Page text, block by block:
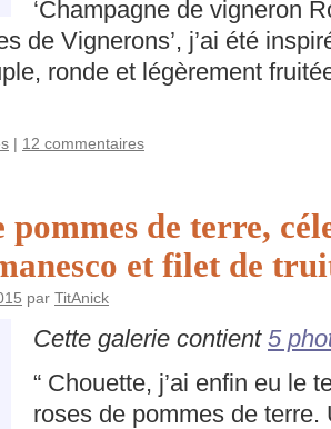
‘Champagne de vigneron
de Vignerons’, j’ai été
ronde et légèrement
| 12 commentaires
pommes de terre,
et filet de
par TitAnick
Cette galerie contient 5
“ Chouette, j’ai enfin eu le
roses de pommes de